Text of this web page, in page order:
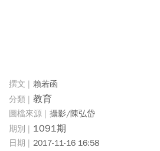
賴若函
教育
攝影/陳弘岱
1091期
2017-11-16 16:58